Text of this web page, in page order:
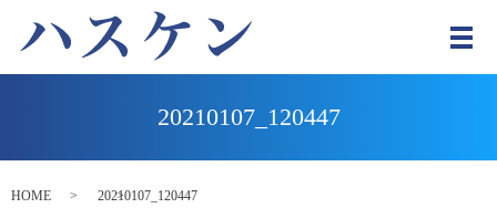
メ
20210107_120447
HOME 20210107_120447